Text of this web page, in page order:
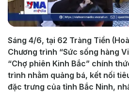
Sáng 4/6, tại 62 Tràng Tiền
Chương trình “Sức sống hàng
“Chợ phiên Kinh Bắc” chính
trình nhằm quảng bá, kết nối
đặc trưng của tỉnh Bắc Ninh,